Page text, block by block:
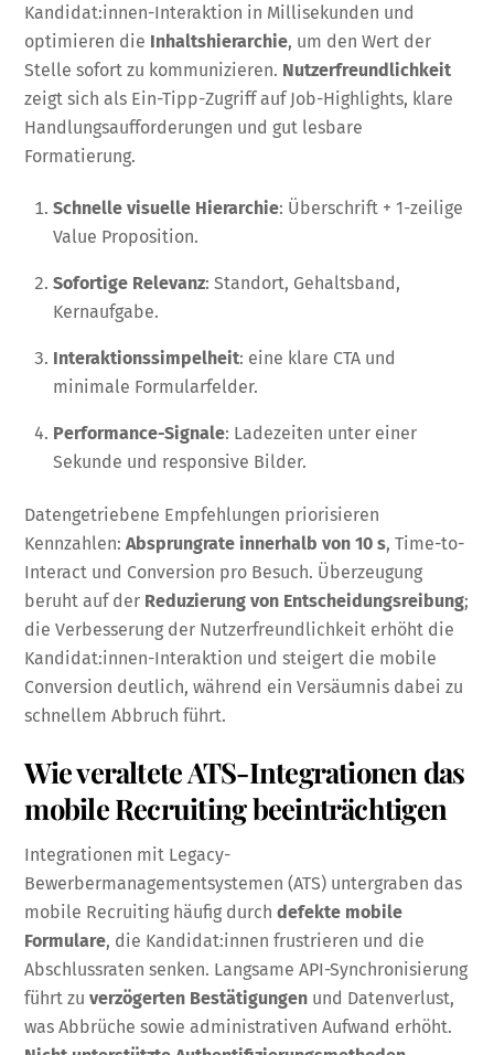
Kandidat:innen-Interaktion in Millisekunden und
optimieren die Inhaltshierarchie, um den Wert der
Stelle sofort zu kommunizieren. Nutzerfreundlichkeit
zeigt sich als Ein-Tipp-Zugriff auf Job-Highlights, klare
Handlungsaufforderungen und gut lesbare
Formatierung.
Schnelle visuelle Hierarchie: Überschrift + 1-zeilige
Value Proposition.
Sofortige Relevanz: Standort, Gehaltsband,
Kernaufgabe.
Interaktionssimpelheit: eine klare CTA und
minimale Formularfelder.
Performance-Signale: Ladezeiten unter einer
Sekunde und responsive Bilder.
Datengetriebene Empfehlungen priorisieren
Kennzahlen:Absprungrate innerhalb von 10 s, Time-to-
Interact und Conversion pro Besuch. Überzeugung
beruht auf der Reduzierung von Entscheidungsreibung;
die Verbesserung der Nutzerfreundlichkeit erhöht die
Kandidat:innen-Interaktion und steigert die mobile
Conversion deutlich, während ein Versäumnis dabei zu
schnellem Abbruch führt.
Wie veraltete ATS-Integrationen das
mobile Recruiting beeinträchtigen
Integrationen mit Legacy-
Bewerbermanagementsystemen (ATS) untergraben das
mobile Recruiting häufig durchdefekte mobile
Formulare, die Kandidat:innen frustrieren und die
Abschlussraten senken. Langsame API-Synchronisierung
führt zuverzögerten Bestätigungen und Datenverlust,
was Abbrüche sowie administrativen Aufwand erhöht.